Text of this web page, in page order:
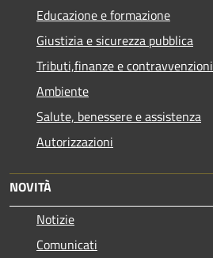
Educazione e formazione
Giustizia e sicurezza pubblica
Tributi,finanze e contravvenzioni
Ambiente
Salute, benessere e assistenza
Autorizzazioni
NOVITÀ
Notizie
Comunicati